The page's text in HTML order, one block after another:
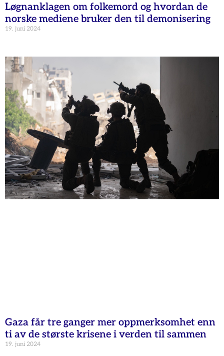
Løgnanklagen om folkemord og hvordan de
norske mediene bruker den til demonisering
19. juni 2024
Gaza får tre ganger mer oppmerksomhet enn
ti av de største krisene i verden til sammen
19. juni 2024